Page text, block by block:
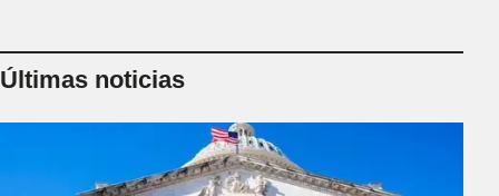
Últimas noticias